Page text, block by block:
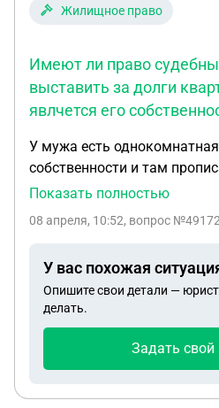
Жилищное право
Имеют ли право
выставить за долги
явлчется его
У мужа есть
собственности и там
Еще он является
судебные приставы
Показать полностью
08 апреля, 10:52, вопрос
У вас похожая
Опишите свои детали —
делать.
Задать свой